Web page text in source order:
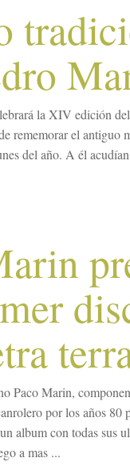
la XIV edición
rememorar el antiguo
del año. A él
Paco Marin,
por los años 80
album con todas sus
a mas ...